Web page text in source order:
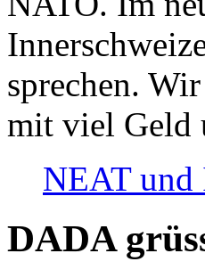
sprechen.
mit viel Geld
NEAT
DADA